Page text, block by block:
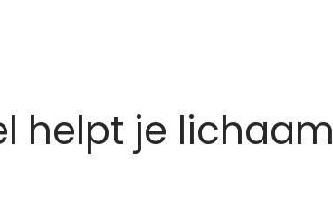
helpt je lichaam